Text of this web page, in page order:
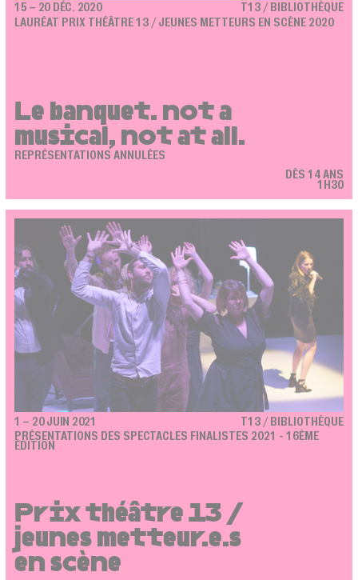
15 – 20 DÉC. 2020
LAURÉAT PRIX THÉÂTRE 13 / JEUNES METTEURS EN SCÈNE 2020
T13 / BIBLIOTHÈQUE
Le banquet. not a
musical, not at all.
REPRÉSENTATIONS ANNULÉES
DÈS 14 ANS
1H30
1 – 20 JUIN 2021
PRÉSENTATIONS DES SPECTACLES FINALISTES 2021 - 16ÈME
ÉDITION
T13 / BIBLIOTHÈQUE
Prix théâtre 13 /
jeunes metteur.e.s
en scène